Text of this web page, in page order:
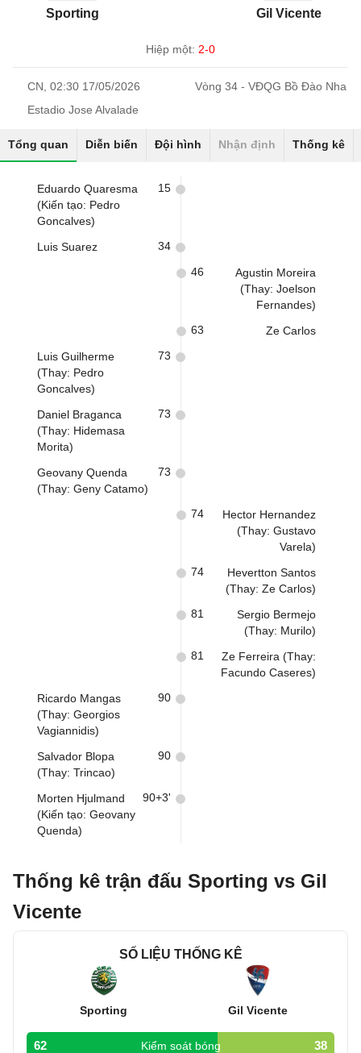
Sporting Gil Vicente
Hiệp một: 2-0
CN, 02:30 17/05/2026
Vòng 34 - VĐQG Bồ Đào Nha
Estadio Jose Alvalade
Tổng quan Diễn biến Đội hình Nhận định Thống kê
Eduardo Quaresma
(Kiến tạo: Pedro
Goncalves)
15
Luis Suarez 34
Agustin Moreira
(Thay: Joelson
Fernandes)
46
Ze Carlos
63
Luis Guilherme
(Thay: Pedro
Goncalves)
73
Daniel Braganca
(Thay: Hidemasa
Morita)
73
Geovany Quenda
(Thay: Geny Catamo)
73
Hector Hernandez
(Thay: Gustavo
Varela)
74
Hevertton Santos
(Thay: Ze Carlos)
74
Sergio Bermejo
(Thay: Murilo)
81
Ze Ferreira (Thay:
Facundo Caseres)
81
Ricardo Mangas
(Thay: Georgios
Vagiannidis)
90
Salvador Blopa
(Thay: Trincao)
90
Morten Hjulmand
(Kiến tạo: Geovany
Quenda)
90+3'
Thống kê trận đấu Sporting vs Gil
Vicente
SỐ LIỆU THỐNG KÊ
Sporting Gil Vicente
62 Kiểm soát bóng 38